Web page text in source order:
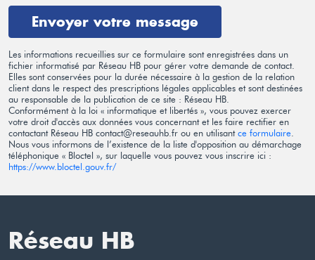
Envoyer votre message
Les informations recueillies sur ce formulaire sont enregistrées dans un
fichier informatisé par Réseau HB pour gérer votre demande de contact.
Elles sont conservées pour la durée nécessaire à la gestion de la relation
client dans le respect des prescriptions légales applicables et sont destinées
au responsable de la publication de ce site : Réseau HB.
Conformément à la loi « informatique et libertés », vous pouvez exercer
votre droit d'accès aux données vous concernant et les faire rectifier en
contactant Réseau HB contact@reseauhb.fr ou en utilisant ce formulaire.
Nous vous informons de l’existence de la liste d'opposition au démarchage
téléphonique « Bloctel », sur laquelle vous pouvez vous inscrire ici :
https://www.bloctel.gouv.fr/
Réseau HB